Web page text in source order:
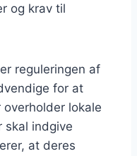
og krav til
reguleringen af
for at
lokale
skal indgive
at deres